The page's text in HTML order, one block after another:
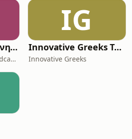
Τεχνητή νοημοσύνη: Καταλύτης για τις επόμενες γενιές
ΣΚΑΪ Podcasts - SKAI podcasts
IG
Innovative Greeks Talks
Innovative Greeks